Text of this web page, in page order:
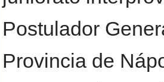
Postulador
Provincia de